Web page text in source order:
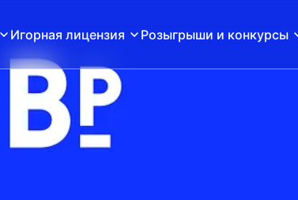
Игорная лицензия Розыгрыши и конкурсы